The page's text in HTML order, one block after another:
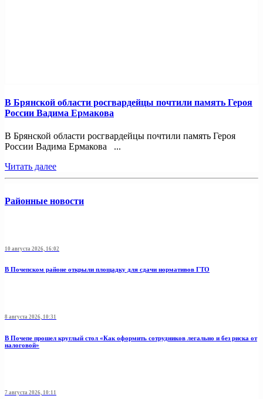
В Брянской области росгвардейцы почтили память Героя
России Вадима Ермакова
В Брянской области росгвардейцы почтили память Героя
России Вадима Ермакова ...
Читать далее
Районные новости
10 августа 2026, 16:02
В Почепском районе открыли площадку для сдачи нормативов ГТО
8 августа 2026, 10:31
В Почепе прошел круглый стол «Как оформить сотрудников легально и без риска от
налоговой»
7 августа 2026, 10:11